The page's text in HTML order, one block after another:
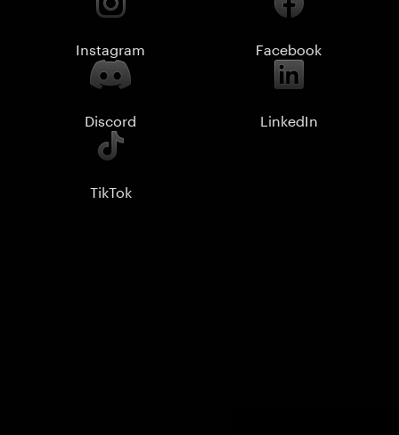
Instagram Facebook
Discord LinkedIn
TikTok